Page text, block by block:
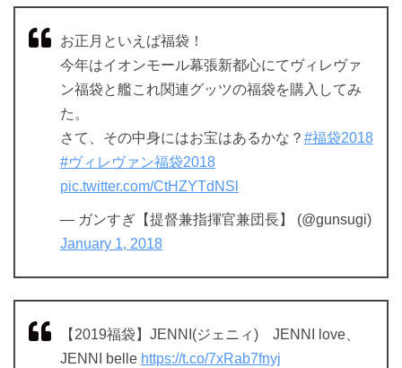
お正月といえば福袋！
今年はイオンモール幕張新都心にてヴィレヴァ
ン福袋と艦これ関連グッツの福袋を購入してみ
た。
さて、その中身にはお宝はあるかな？ #福袋2018
#ヴィレヴァン福袋2018
pic.twitter.com/CtHZYTdNSl
— ガンすぎ【提督兼指揮官兼団長】 (@gunsugi)
January 1, 2018
【2019福袋】JENNI(ジェニィ) JENNI love、
JENNI belle https://t.co/7xRab7fnyj